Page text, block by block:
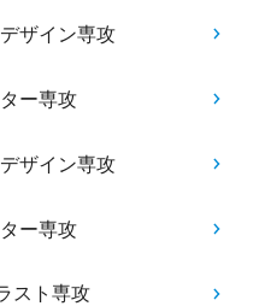
ザイン専攻
ー専攻
ザイン専攻
ー専攻
スト専攻